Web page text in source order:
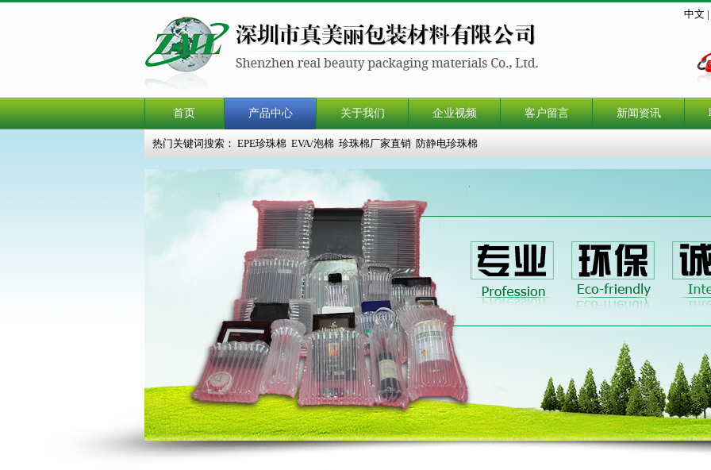
中文 |
首页 产品中心 关于我们 企业视频 客户留言 新闻资讯
热门关键词搜索： EPE珍珠棉 EVA/泡棉 珍珠棉厂家直销 防静电珍珠棉